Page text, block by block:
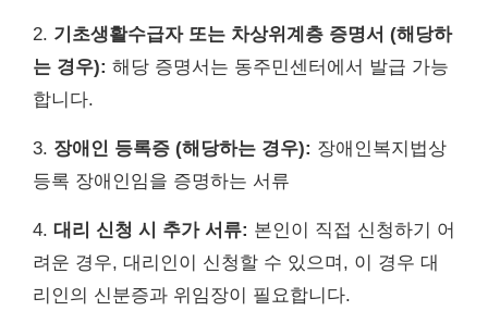
2. 기초생활수급자 또는 차상위계층 증명서 (해당하
는 경우): 해당 증명서는 동주민센터에서 발급 가능
합니다.
3. 장애인 등록증 (해당하는 경우): 장애인복지법상
등록 장애인임을 증명하는 서류
4. 대리 신청 시 추가 서류: 본인이 직접 신청하기 어
려운 경우, 대리인이 신청할 수 있으며, 이 경우 대
리인의 신분증과 위임장이 필요합니다.